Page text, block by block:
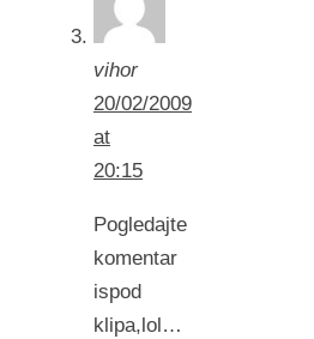
vihor
20/02/2009
at
20:15
Pogledajte
komentar
ispod
klipa,lol…